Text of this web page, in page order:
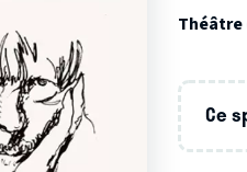
Théâtre
Ce